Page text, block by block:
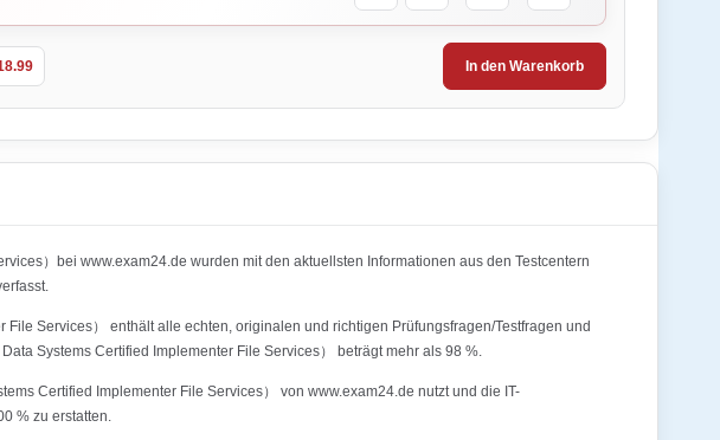
In den Warenkorb
）bei www.exam24.de wurden mit den aktuellsten Informationen aus den Testcentern
Services） enthält alle echten, originalen und richtigen Prüfungsfragen/Testfragen und
Systems Certified Implementer File Services） beträgt mehr als 98 %.
Certified Implementer File Services） von www.exam24.de nutzt und die IT-
% zu erstatten.